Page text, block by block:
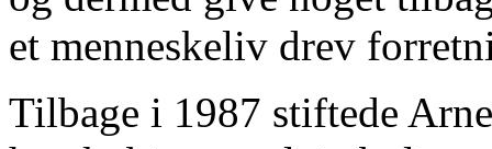
et menneskeliv drev
Tilbage i 1987 stiftede